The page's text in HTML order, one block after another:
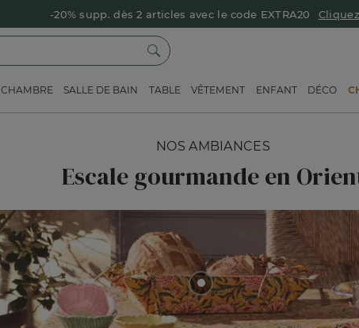
-20% supp. dès 2 articles avec le code EXTRA20
CHAMBRE SALLE DE BAIN TABLE VÊTEMENT ENFANT DÉCO
NOS AMBIANCES
Escale gourmande en